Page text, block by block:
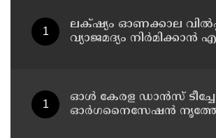
ലക്‌ഷ്യം ഓണക്കാല
വ്യാജമദ്യം നിർമിക്കാൻ
ഓൾ കേരള ഡാൻസ്
ഓർഗനൈസേഷൻ